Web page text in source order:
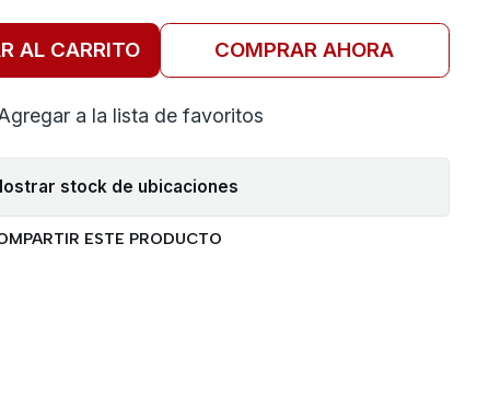
AL CARRITO COMPRAR AHORA
a la lista de favoritos
stock de ubicaciones
ESTE PRODUCTO